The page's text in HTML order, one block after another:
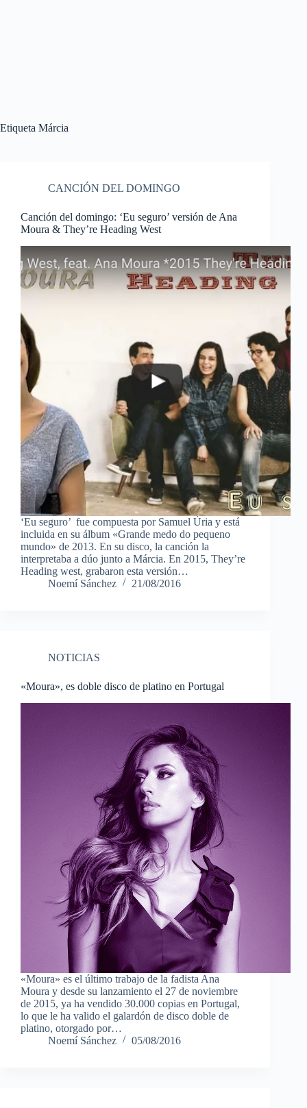
Etiqueta Márcia
CANCIÓN DEL DOMINGO
Canción del domingo: ‘Eu seguro’ versión de Ana
Moura & They’re Heading West
‘Eu seguro’ fue compuesta por Samuel Úria y está
incluida en su álbum «Grande medo do pequeno
mundo» de 2013. En su disco, la canción la
interpretaba a dúo junto a Márcia. En 2015, They’re
Heading west, grabaron esta versión…
Noemí Sánchez
21/08/2016
NOTICIAS
«Moura», es doble disco de platino en Portugal
«Moura» es el último trabajo de la fadista Ana
Moura y desde su lanzamiento el 27 de noviembre
de 2015, ya ha vendido 30.000 copias en Portugal,
lo que le ha valido el galardón de disco doble de
platino, otorgado por…
Noemí Sánchez
05/08/2016